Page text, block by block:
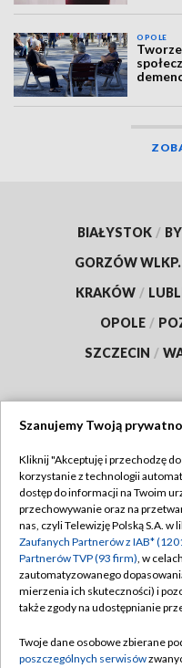
OPOLE
BIAŁYSTOK /
GORZÓW WLKP.
KRAKÓW /
OPOLE /
SZCZECIN /
Abonament TVP
Emisja w TVP
Centrum informacji TVP
Naziemna Telewizja
Rada Programowa
Szanujemy Twoją
Kliknij "Akceptuję i przechodzę
korzystanie z technologii
dostęp do informacji na Twoim
przechowywanie oraz na
nas, czyli Telewizję Polską S.A. w
Zaufanych Partnerów z IAB*
Partnerów TVP (93 firm), w
zautomatyzowanego
mierzenia ich skuteczności) i
także zgody na udostępnianie
Twoje dane osobowe zbierane
poszczególnych serwisów